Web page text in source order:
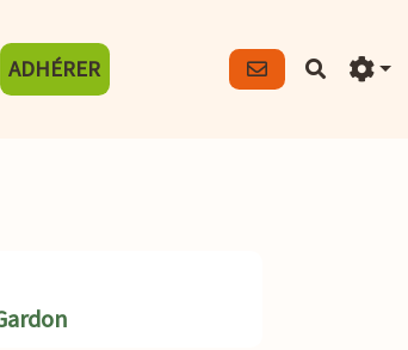
LE MENU
ADHÉRER